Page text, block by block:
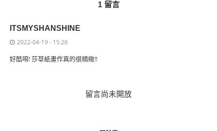
1 留言
ITSMYSHANSHINE
2022-04-19 - 15:26
好酷唷! 莎草紙畫作真的很精緻!!
留言尚未開放